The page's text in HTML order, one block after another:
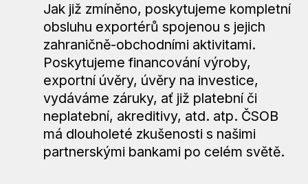
Jak již zmíněno, poskytujeme kompletní
obsluhu exportérů spojenou s jejich
zahraničně-obchodními aktivitami.
Poskytujeme financování výroby,
exportní úvěry, úvěry na investice,
vydáváme záruky, ať již platební či
neplatební, akreditivy, atd. atp. ČSOB
má dlouholeté zkušenosti s našimi
partnerskými bankami po celém světě.